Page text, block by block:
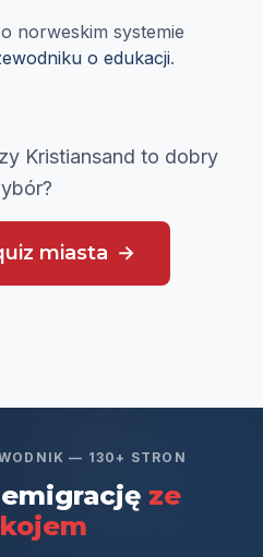
norweskim systemie
o edukacji.
Kristiansand to dobry
miasta
— 130+ STRON
ze